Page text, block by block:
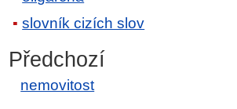
slovník cizích slov
Předchozí
nemovitost